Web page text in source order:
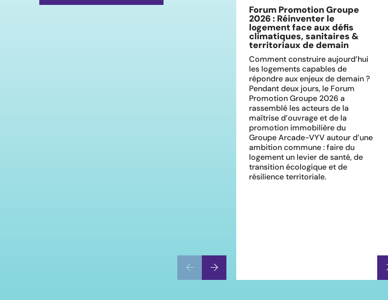
Forum Promotion Groupe
2026 : Réinventer le
logement face aux défis
climatiques, sanitaires &
territoriaux de demain
Comment construire aujourd’hui
les logements capables de
répondre aux enjeux de demain ?
Pendant deux jours, le Forum
Promotion Groupe 2026 a
rassemblé les acteurs de la
maîtrise d’ouvrage et de la
promotion immobilière du
Groupe Arcade-VYV autour d’une
ambition commune : faire du
logement un levier de santé, de
transition écologique et de
résilience territoriale.